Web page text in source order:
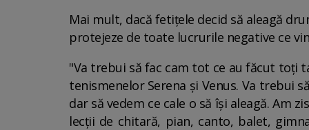
Mai mult, dacă fetițele decid să aleagă
protejeze de toate lucrurile negative ce
"Va trebui să fac cam tot ce au făcut toți
tenismenelor Serena și Venus. Va trebui
dar să vedem ce cale o să își aleagă. Am
lecții de chitară, pian, canto, balet,